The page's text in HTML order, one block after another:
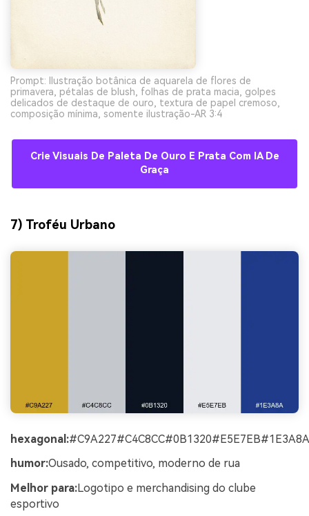
Prompt: Ilustração botânica de aquarela de flores de
primavera, pétalas de blush, folhas de prata macia, golpes
delicados de destaque de ouro, textura de papel cremoso,
composição mínima, somente ilustração-AR 3:4
Crie Visuais De Paleta De Ouro E Prata Com IA De
Graça
7) Troféu Urbano
hexagonal:#C9A227#C4C8CC#0B1320#E5E7EB#1E3A8A
humor:Ousado, competitivo, moderno de rua
Melhor para:Logotipo e merchandising do clube
esportivo